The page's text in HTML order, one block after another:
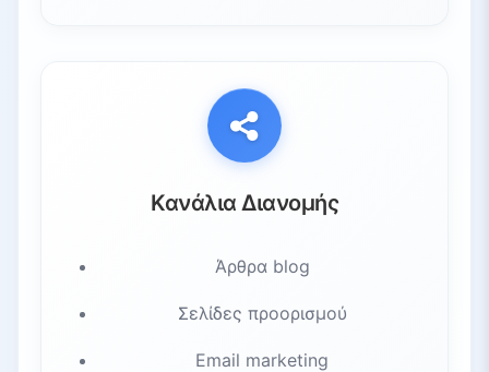
Κανάλια Διανομής
Άρθρα blog
Σελίδες προορισμού
Email marketing